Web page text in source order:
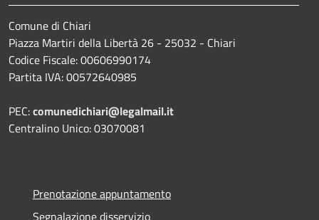
Comune di Chiari
Piazza Martiri della Libertà 26 - 25032 - Chiari
Codice Fiscale: 00606990174
Partita IVA: 00572640985
PEC:comunedichiari@legalmail.it
Centralino Unico: 03070081
Prenotazione appuntamento